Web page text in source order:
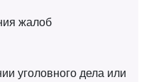
жалоб
уголовного дела или